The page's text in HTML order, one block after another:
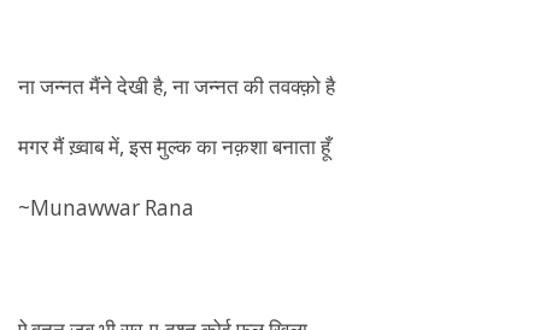
ना जन्नत मैंने देखी है, ना जन्नत की तवक्क़ो है
मगर मैं ख़्वाब में, इस मुल्क का नक़शा बनाता हूँ
~Munawwar Rana